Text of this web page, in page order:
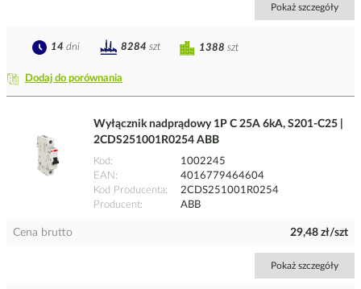
Pokaż szczegóły
Dodaj do porównania
1388 szt
14 dni 8284 szt
Wyłącznik nadprądowy 1P C 25A 6kA, S201-C25 |
2CDS251001R0254 ABB
Kod
1002245
EAN
4016779464604
Kod Producenta
2CDS251001R0254
Producent
ABB
Cena brutto 29,48 zł/szt
Pokaż szczegóły